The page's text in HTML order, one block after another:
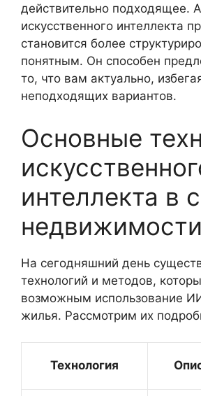
действительно подходящее.
искусственного интеллекта
становится более
понятным. Он способен
то, что вам актуально,
неподходящих вариантов.
Основные
интеллекта в
недвижимости
На сегодняшний день
технологий и методов,
возможным использование
жилья. Рассмотрим их
Технология